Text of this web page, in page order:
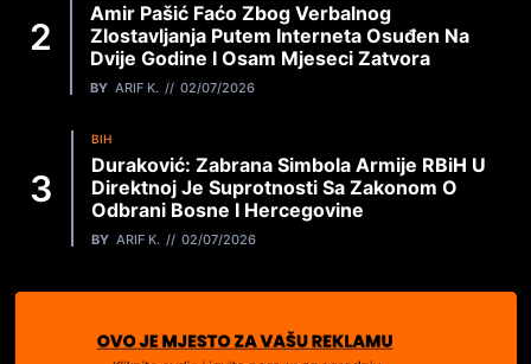
Amir Pašić Faćo Zbog Verbalnog
Zlostavljanja Putem Interneta Osuđen Na
Dvije Godine I Osam Mjeseci Zatvora
BY ARIF K. 02/07/2026
BIH
Duraković: Zabrana Simbola Armije RBiH U
Direktnoj Je Suprotnosti Sa Zakonom O
Odbrani Bosne I Hercegovine
BY ARIF K. 02/07/2026